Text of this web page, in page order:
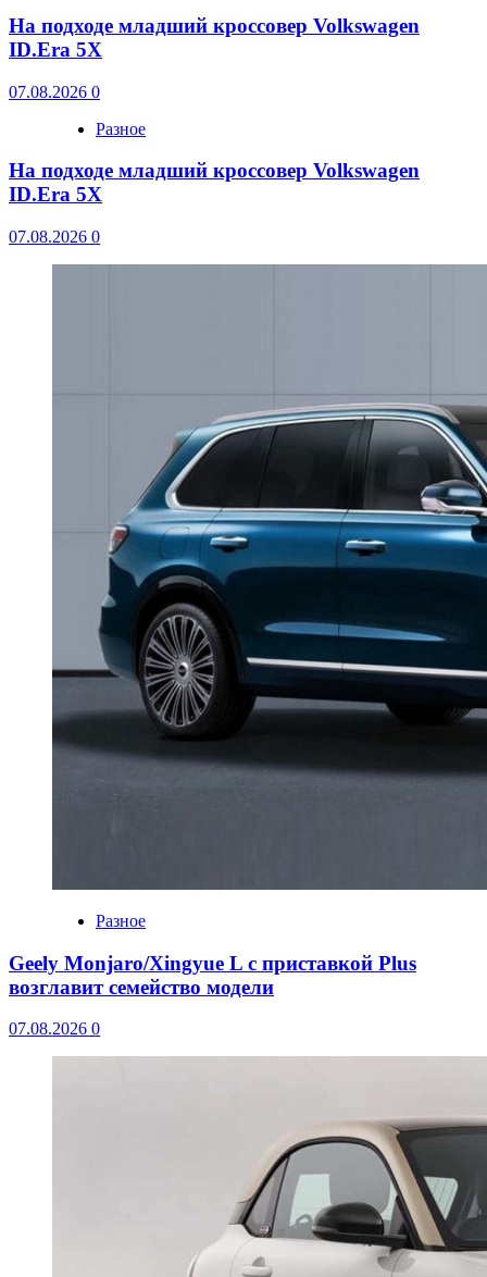
На подходе младший кроссовер Volkswagen
ID.Era 5X
07.08.2026 0
Разное
На подходе младший кроссовер Volkswagen
ID.Era 5X
07.08.2026 0
Разное
Geely Monjaro/Xingyue L с приставкой Plus
возглавит семейство модели
07.08.2026 0